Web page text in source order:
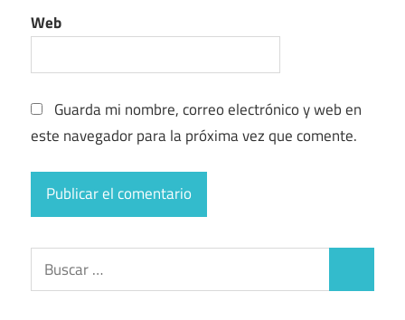
Web
Guarda mi nombre, correo electrónico y web en
este navegador para la próxima vez que comente.
Buscar: